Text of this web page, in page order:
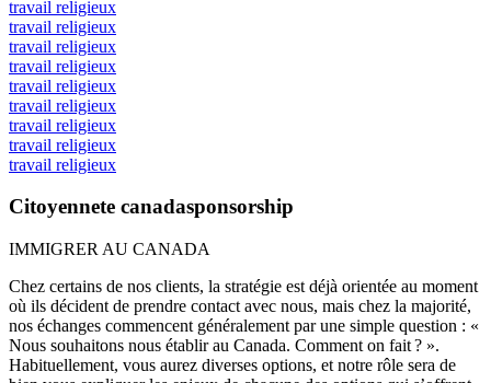
travail religieux
travail religieux
travail religieux
travail religieux
travail religieux
travail religieux
travail religieux
travail religieux
travail religieux
Citoyennete canadasponsorship
IMMIGRER AU CANADA
Chez certains de nos clients, la stratégie est déjà orientée au moment
où ils décident de prendre contact avec nous, mais chez la majorité,
nos échanges commencent généralement par une simple question : «
Nous souhaitons nous établir au Canada. Comment on fait ? ».
Habituellement, vous aurez diverses options, et notre rôle sera de